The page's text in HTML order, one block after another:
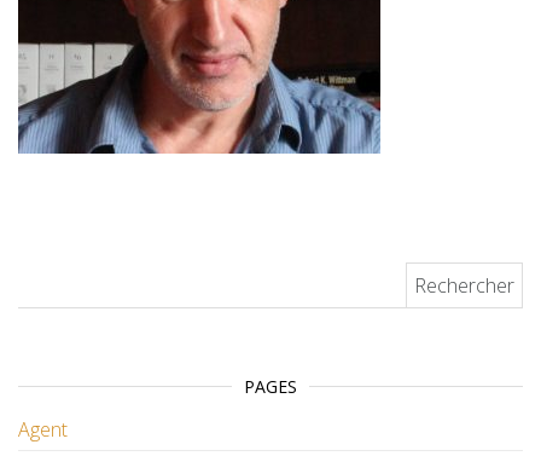
PAGES
Agent